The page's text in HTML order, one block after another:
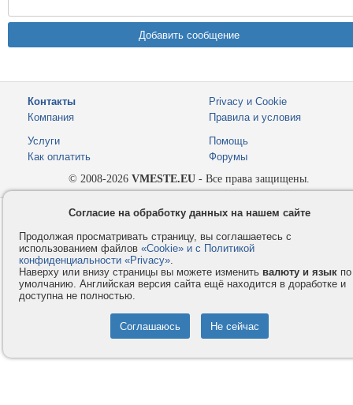
Контакты
Компания
Privacy и Cookie
Правила и условия
Услуги
Как оплатить
Помощь
Форумы
© 2008-2026 VMESTE.EU - Все права защищены.
Согласие на обработку данных на нашем сайте
Продолжая просматривать страницу, вы соглашаетесь с
использованием файлов «Cookie» и с Политикой
конфиденциальности «Privacy».
Наверху или внизу страницы вы можете изменить валюту и язык по
умолчанию. Английская версия сайта ещё находится в доработке и
доступна не полностью.